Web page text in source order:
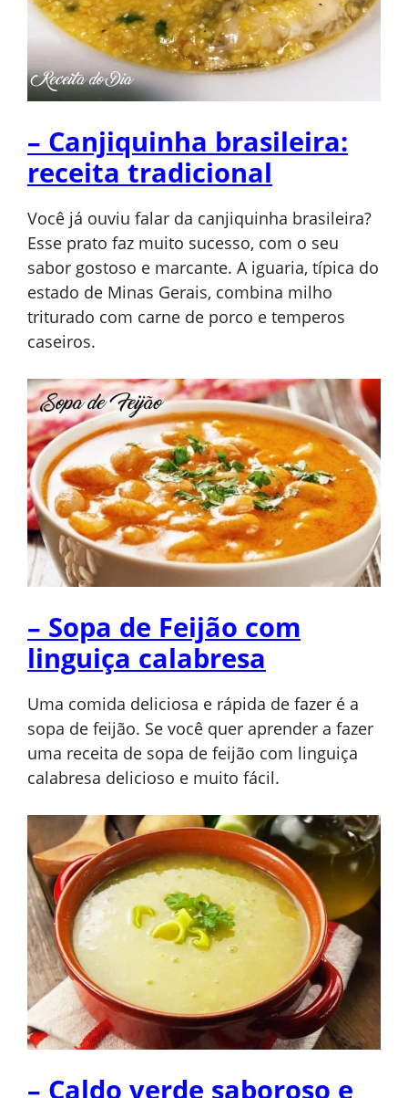
– Canjiquinha brasileira:
receita tradicional
Você já ouviu falar da canjiquinha brasileira?
Esse prato faz muito sucesso, com o seu
sabor gostoso e marcante. A iguaria, típica do
estado de Minas Gerais, combina milho
triturado com carne de porco e temperos
caseiros.
– Sopa de Feijão com
linguiça calabresa
Uma comida deliciosa e rápida de fazer é a
sopa de feijão. Se você quer aprender a fazer
uma receita de sopa de feijão com linguiça
calabresa delicioso e muito fácil.
– Caldo verde saboroso e